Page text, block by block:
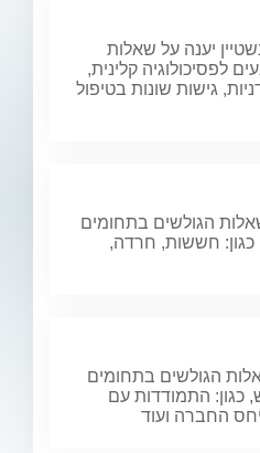
יענה על שאלות
לפסיכולוגיה קלינית,
גישות שונות בטיפול
הגולשים בתחומים
כגון: חששות, חרדה,
הגולשים בתחומים
כגון: התמודדות עם
החברה ועוד